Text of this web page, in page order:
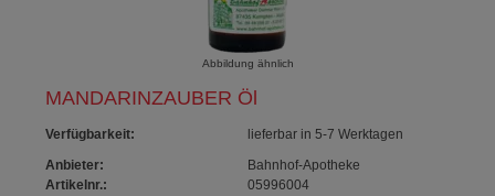
MANDARINZAUBER Öl
Verfügbarkeit:
lieferbar in 5-7 Werktagen
Anbieter:
Bahnhof-Apotheke
Artikelnr.:
05996004
Abbildung ähnlich